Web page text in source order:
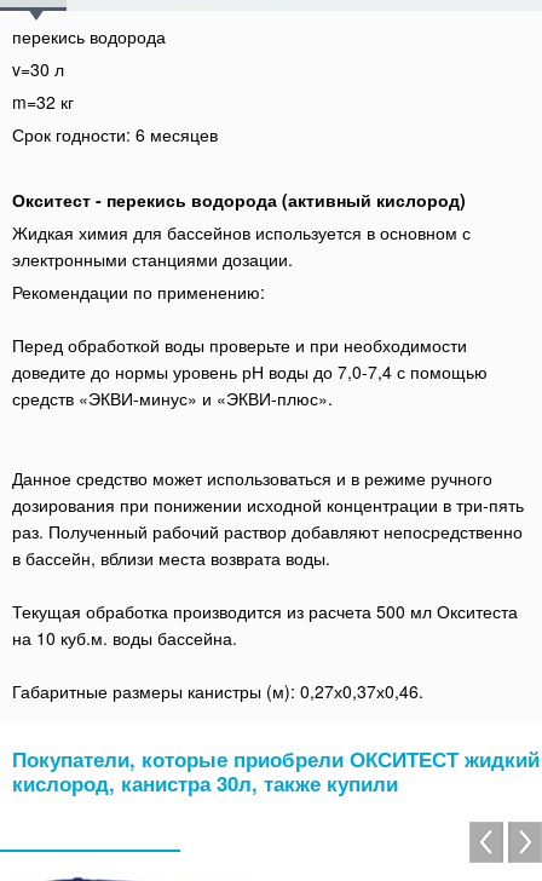
перекись водорода
v=30 л
m=32 кг
Срок годности: 6 месяцев
Окситест - перекись водорода (активный кислород)
Жидкая химия для бассейнов используется в основном с
электронными станциями дозации.
Рекомендации по применению:
Перед обработкой воды проверьте и при необходимости
доведите до нормы уровень рН воды до 7,0-7,4 с помощью
средств «ЭКВИ-минус» и «ЭКВИ-плюс».
Данное средство может использоваться и в режиме ручного
дозирования при понижении исходной концентрации в три-пять
раз. Полученный рабочий раствор добавляют непосредственно
в бассейн, вблизи места возврата воды.
Текущая обработка производится из расчета 500 мл Окситеста
на 10 куб.м. воды бассейна.
Габаритные размеры канистры (м): 0,27х0,37х0,46.
Покупатели, которые приобрели ОКСИТЕСТ жидкий
кислород, канистра 30л, также купили